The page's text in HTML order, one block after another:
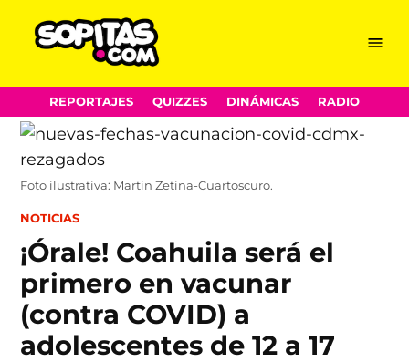
Skip
to
content
Menu
REPORTAJES QUIZZES DINÁMICAS RADIO
Foto ilustrativa: Martin Zetina-Cuartoscuro.
POSTED
NOTICIAS
¡Órale! Coahuila será el
primero en vacunar
(contra COVID) a
adolescentes de 12 a 17